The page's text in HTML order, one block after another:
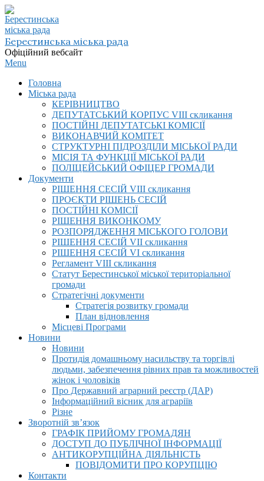
Skip
to
content
Берестинська міська рада
Офіційний вебсайт
Primary
Menu
Menu
Головна
Міська рада
КЕРІВНИЦТВО
ДЕПУТАТСЬКИЙ КОРПУС VIІI скликання
ПОСТІЙНІ ДЕПУТАТСЬКІ КОМІСІЇ
ВИКОНАВЧИЙ КОМІТЕТ
СТРУКТУРНІ ПІДРОЗДІЛИ МІСЬКОЇ РАДИ
МІСІЯ ТА ФУНКЦІЇ МІСЬКОЇ РАДИ
ПОЛІЦЕЙСЬКИЙ ОФІЦЕР ГРОМАДИ
Документи
РІШЕННЯ СЕСІЙ VIІI скликання
ПРОЄКТИ РІШЕНЬ СЕСІЙ
ПОСТІЙНІ КОМІСІЇ
РІШЕННЯ ВИКОНКОМУ
РОЗПОРЯДЖЕННЯ МІСЬКОГО ГОЛОВИ
РІШЕННЯ СЕСІЙ VII скликання
РІШЕННЯ СЕСІЙ VI скликання
Регламент VIІI скликання
Статут Берестинської міської територіальної
громади
Стратегічні документи
Стратегія розвитку громади
План відновлення
Місцеві Програми
Новини
Новини
Протидія домашньому насильству та торгівлі
людьми, забезпечення рівних прав та можливостей
жінок і чоловіків
Про Державний аграрний реєстр (ДАР)
Інформаційний вісник для аграріїв
Різне
Зворотній зв’язок
ГРАФІК ПРИЙОМУ ГРОМАДЯН
ДОСТУП ДО ПУБЛІЧНОЇ ІНФОРМАЦІЇ
АНТИКОРУПЦІЙНА ДІЯЛЬНІСТЬ
ПОВІДОМИТИ ПРО КОРУПЦІЮ
Контакти